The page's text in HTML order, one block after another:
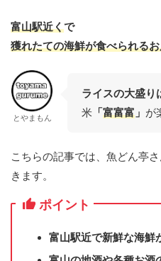
富山駅近くで
獲れたての海鮮が食べられる
とやまもん
ライスの大盛り
米 「富富富 」 が
こちらの記事では、魚どん亭
きます。
ポイント
富山駅近で新鮮な海鮮